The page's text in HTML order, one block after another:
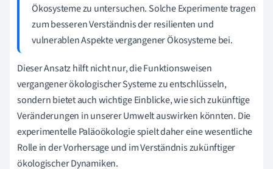
Ökosysteme zu untersuchen. Solche Experimente tragen
zum besseren Verständnis der resilienten und
vulnerablen Aspekte vergangener Ökosysteme bei.
Dieser Ansatz hilft nicht nur, die Funktionsweisen
vergangener ökologischer Systeme zu entschlüsseln,
sondern bietet auch wichtige Einblicke, wie sich zukünftige
Veränderungen in unserer Umwelt auswirken könnten. Die
experimentelle Paläoökologie spielt daher eine wesentliche
Rolle in der Vorhersage und im Verständnis zukünftiger
ökologischer Dynamiken.